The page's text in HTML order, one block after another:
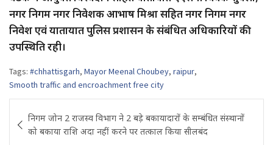
नगर निगम नगर निवेशक आभाष मिश्रा सहित नगर निगम नगर
निवेश एवं यातायात पुलिस प्रशासन के संबंधित अधिकारियों की
उपस्थिति रही।
Tags: #chhattisgarh, Mayor Meenal Choubey, raipur,
Smooth traffic and encroachment free city
navigation
निगम जोन 2 राजस्व विभाग ने 2 बड़े बकायादारों के सम्बंधित संस्थानों
को बकाया राशि अदा नहीं करने पर तत्काल किया सीलबंद